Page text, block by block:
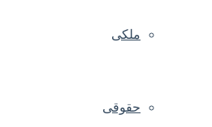
ملکی
حقوقی